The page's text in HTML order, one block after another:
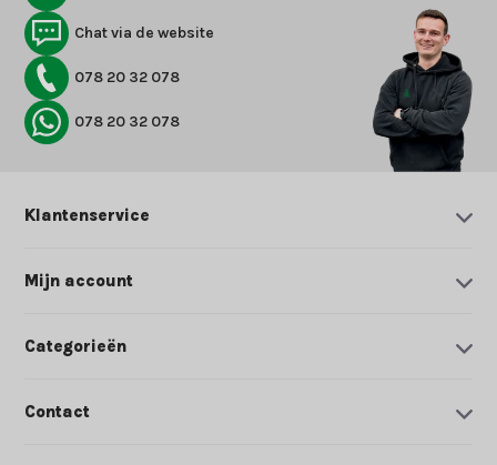
Chat via de website
078 20 32 078
078 20 32 078
Klantenservice
Mijn account
Categorieën
Contact